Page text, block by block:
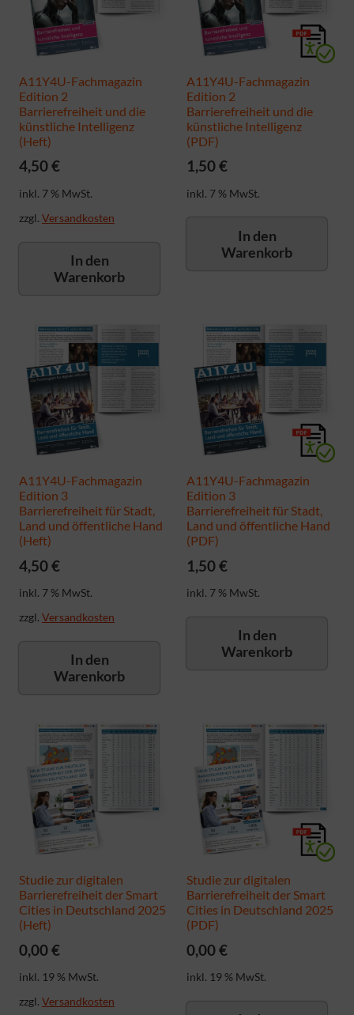
A11Y4U-Fachmagazin
Edition 2
Barrierefreiheit und die
künstliche Intelligenz
(Heft)
4,50€
inkl. 7 % MwSt.
zzgl. Versandkosten
In den
Warenkorb
A11Y4U-Fachmagazin
Edition 2
Barrierefreiheit und die
künstliche Intelligenz
(PDF)
1,50€
inkl. 7 % MwSt.
In den
Warenkorb
A11Y4U-Fachmagazin
Edition 3
Barrierefreiheit für Stadt,
Land und öffentliche Hand
(Heft)
4,50€
inkl. 7 % MwSt.
zzgl. Versandkosten
In den
Warenkorb
A11Y4U-Fachmagazin
Edition 3
Barrierefreiheit für Stadt,
Land und öffentliche Hand
(PDF)
1,50€
inkl. 7 % MwSt.
In den
Warenkorb
Studie zur digitalen
Barrierefreiheit der Smart
Cities in Deutschland 2025
(Heft)
0,00€
inkl. 19 % MwSt.
zzgl. Versandkosten
Studie zur digitalen
Barrierefreiheit der Smart
Cities in Deutschland 2025
(PDF)
0,00€
inkl. 19 % MwSt.